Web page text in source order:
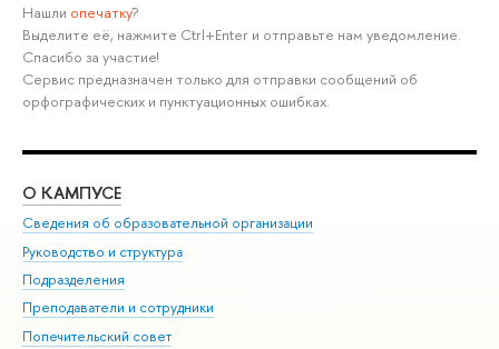
Нашли опечатку?
Выделите её, нажмите Ctrl+Enter и отправьте нам уведомление.
Спасибо за участие!
Сервис предназначен только для отправки сообщений об
орфографических и пунктуационных ошибках.
О КАМПУСЕ
Сведения об образовательной организации
Руководство и структура
Подразделения
Преподаватели и сотрудники
Попечительский совет